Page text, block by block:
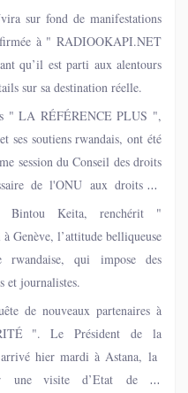
sur fond de manifestations
à " RADIOOKAPI.NET
qu’il est parti aux alentours
sur sa destination réelle.
" LA RÉFÉRENCE PLUS ",
ses soutiens rwandais, ont été
session du Conseil des droits
de l'ONU aux droits de
des droits humains dans
Bintou Keita, renchérit "
Genève, l’attitude belliqueuse
rwandaise, qui impose des
et journalistes.
de nouveaux partenaires à
". Le Président de la
hier mardi à Astana, la
une visite d’Etat de 48